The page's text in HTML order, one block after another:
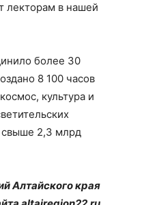
лекторам в нашей
более 30
8 100 часов
культура и
свыше 2,3 млрд
Алтайского края